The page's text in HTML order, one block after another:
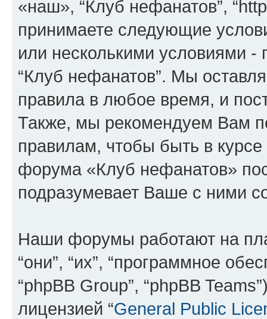
«наш», “Клуб нефанатов”,
принимаете следующие
или несколькими условиями
“Клуб нефанатов”. Мы
правила в любое время, и
Также, мы рекомендуем Вам
правилам, чтобы быть в
форума «Клуб нефанатов»
подразумевает Ваше с ними
Наши форумы работают на
“они”, “их”, “программное
“phpBB Group”, “phpBB
лицензией “General Public